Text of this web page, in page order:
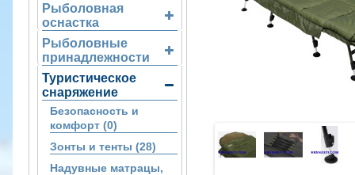
Рыболовная
оснастка
Рыболовные
принадлежности
Туристическое
снаряжение
Безопасность и
комфорт (0)
Зонты и тенты (28)
Надувные матрацы,